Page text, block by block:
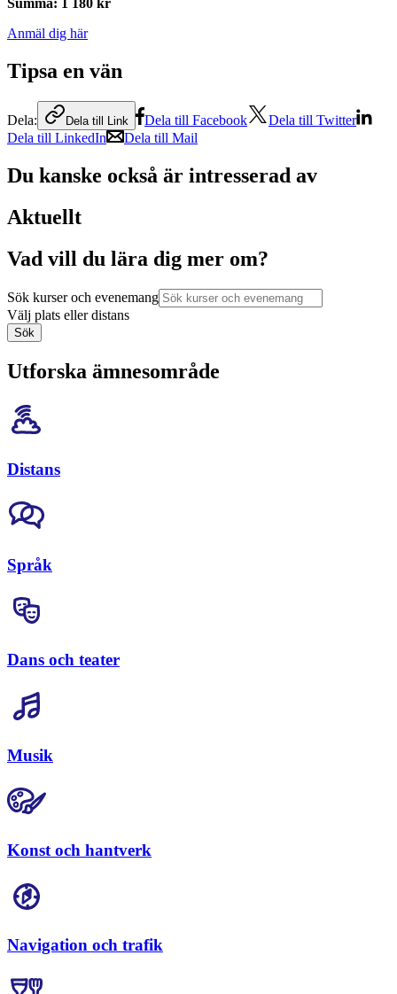
Summa:
1 180 kr
Anmäl dig här
Tipsa en vän
Dela: Dela till Link Dela till Facebook
Dela till Twitter
Dela till LinkedIn
Dela till Mail
Du kanske också är intresserad av
Aktuellt
Vad vill du lära dig mer om?
Sök kurser och evenemang
Välj plats eller distans
Sök
Utforska ämnesområde
Distans
Språk
Dans och teater
Musik
Konst och hantverk
Navigation och trafik